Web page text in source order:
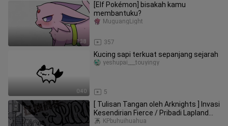
1:38
[Elf Pokémon] bisakah kamu
membantuku?
357
MuguangLight
0:40
Kucing sapi terkuat sepanjang sejarah
5
yeshupai___touyingy
[ Tulisan Tangan oleh Arknights ] Invasi
Kesendirian Fierce / Pribadi Lapland
Menuju [ Micro Double Wolf ]
KPbuhuihuahua